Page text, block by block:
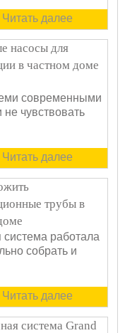
Читать далее
насосы для
в частном доме
современными
чувствовать
Читать далее
трубы в
работала
собрать и
Читать далее
система Grand